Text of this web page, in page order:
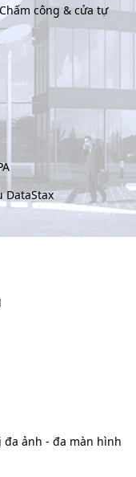
công & cửa tự
DataStax
ảnh - đa màn hình